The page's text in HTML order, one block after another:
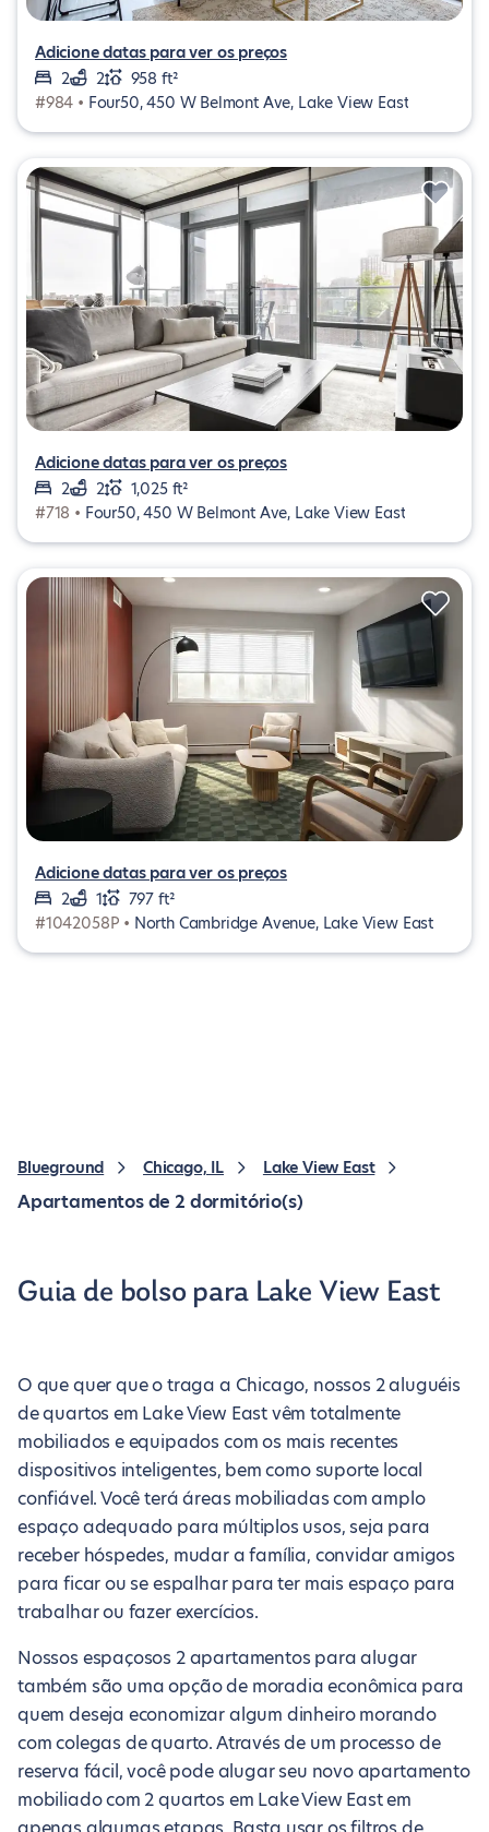
Adicione datas para ver os preços
2
2
958 ft²
#984 • Four50, 450 W Belmont Ave, Lake View East
Adicione datas para ver os preços
2
2
1,025 ft²
#718 • Four50, 450 W Belmont Ave, Lake View East
Adicione datas para ver os preços
2
1
797 ft²
#1042058P • North Cambridge Avenue, Lake View East
Blueground Chicago, IL Lake View East
Apartamentos de 2 dormitório(s)
Guia de bolso para Lake View East
O que quer que o traga a Chicago, nossos 2 aluguéis
de quartos em Lake View East vêm totalmente
mobiliados e equipados com os mais recentes
dispositivos inteligentes, bem como suporte local
confiável. Você terá áreas mobiliadas com amplo
espaço adequado para múltiplos usos, seja para
receber hóspedes, mudar a família, convidar amigos
para ficar ou se espalhar para ter mais espaço para
trabalhar ou fazer exercícios.
Nossos espaçosos 2 apartamentos para alugar
também são uma opção de moradia econômica para
quem deseja economizar algum dinheiro morando
com colegas de quarto. Através de um processo de
reserva fácil, você pode alugar seu novo apartamento
mobiliado com 2 quartos em Lake View East em